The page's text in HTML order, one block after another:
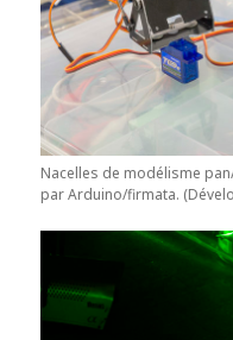
Nacelles de modélisme
par Arduino/firmata.